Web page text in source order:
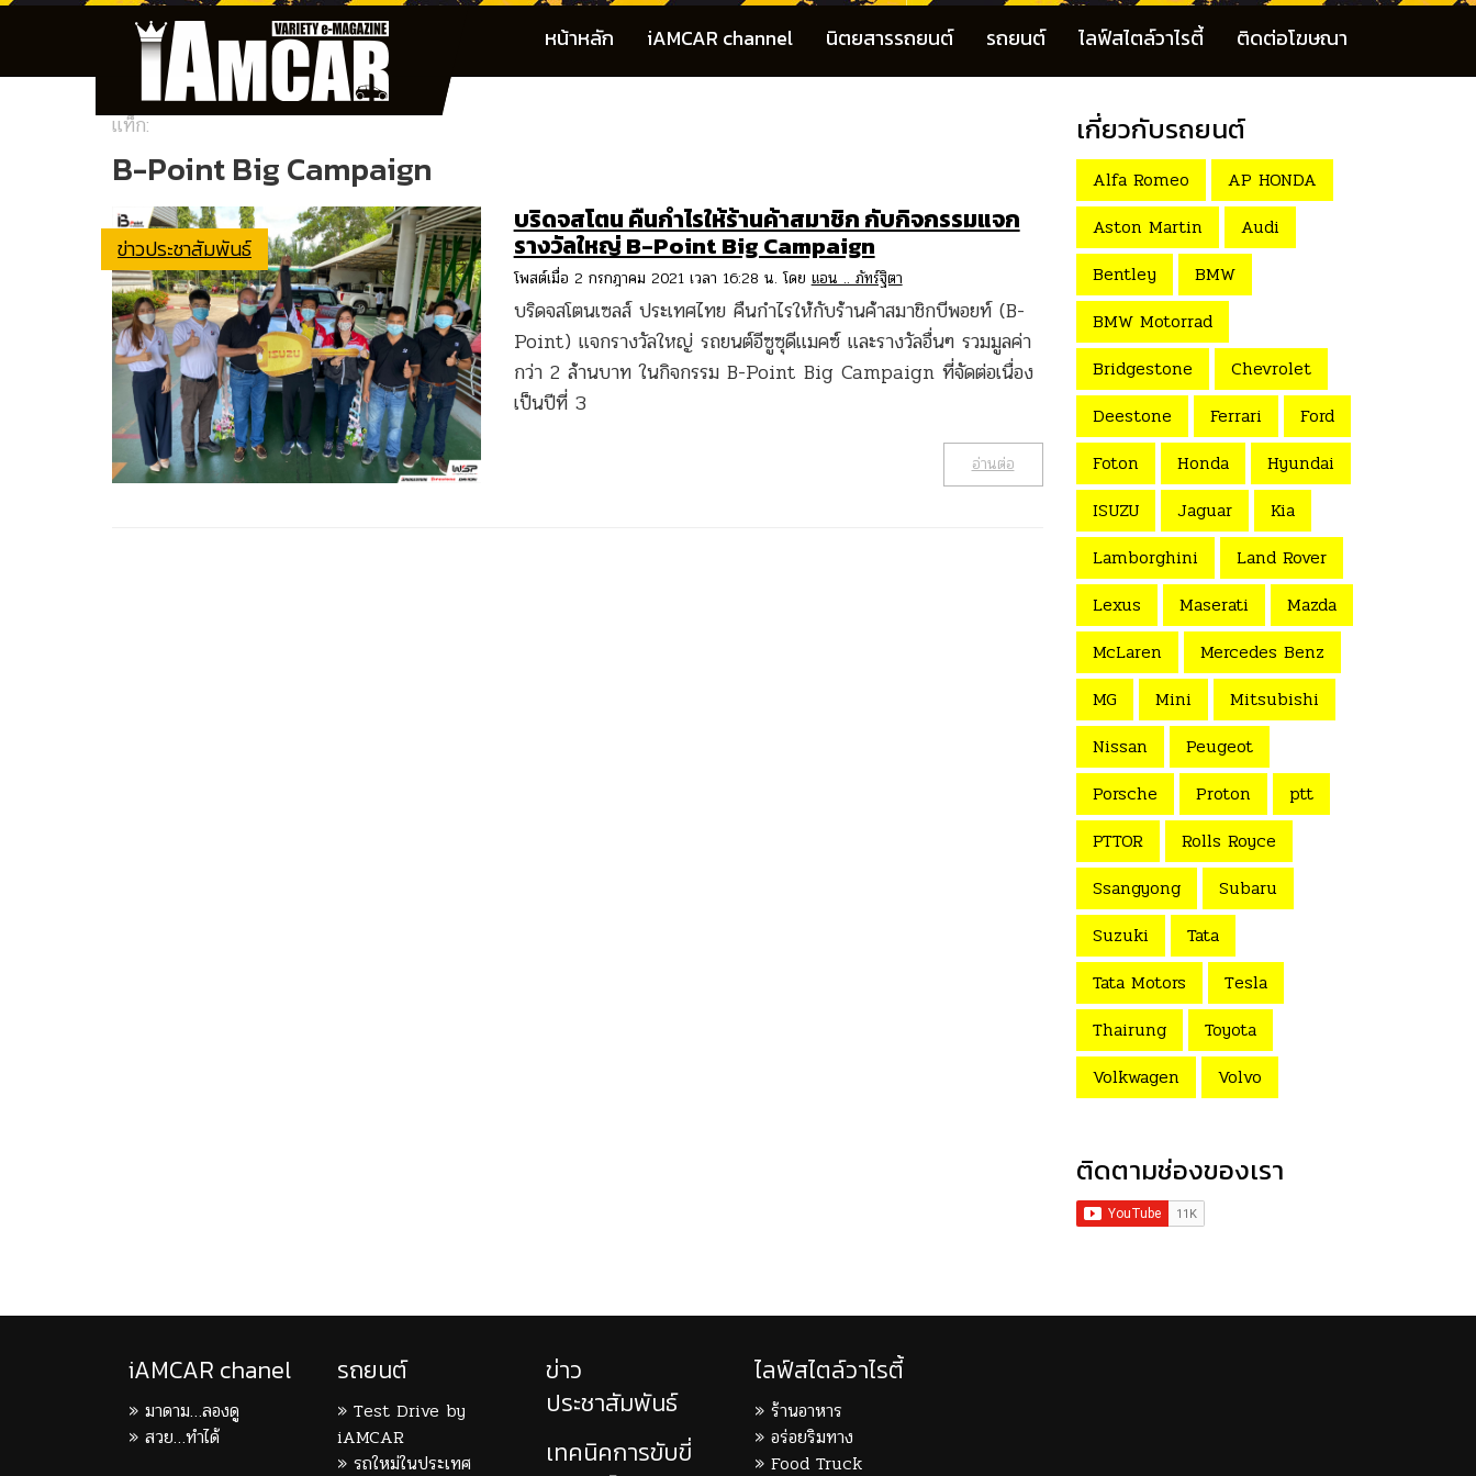
หน้าหลัก iAMCAR channel นิตยสารรถยนต์ รถยนต์ ไลฟ์สไตล์วาไรตี้ ติดต่อโฆษณา
แท็ก:
B-Point Big Campaign
ข่าวประชาสัมพันธ์
บริดจสโตน คืนกำไรให้ร้านค้าสมาชิก กับกิจกรรมแจก
รางวัลใหญ่ B-Point Big Campaign
โพสต์เมื่อ 2 กรกฎาคม 2021 เวลา 16:28 น. โดย แอน .. ภัทร์ฐิตา
บริดจสโตนเซลส์ ประเทศไทย คืนกำไรให้กับร้านค้าสมาชิกบีพอยท์ (B-
Point) แจกรางวัลใหญ่ รถยนต์อีซูซุดีแมคซ์ และรางวัลอื่นๆ รวมมูลค่า
กว่า 2 ล้านบาท ในกิจกรรม B-Point Big Campaign ที่จัดต่อเนื่อง
เป็นปีที่ 3
อ่านต่อ
เกี่ยวกับรถยนต์
Alfa Romeo
AP HONDA
Aston Martin
Audi
Bentley
BMW
BMW Motorrad
Bridgestone
Chevrolet
Deestone
Ferrari
Ford
Foton
Honda
Hyundai
ISUZU
Jaguar
Kia
Lamborghini
Land Rover
Lexus
Maserati
Mazda
McLaren
Mercedes Benz
MG
Mini
Mitsubishi
Nissan
Peugeot
Porsche
Proton
ptt
PTTOR
Rolls Royce
Ssangyong
Subaru
Suzuki
Tata
Tata Motors
Tesla
Thairung
Toyota
Volkwagen
Volvo
ติดตามช่องของเรา
iAMCAR chanel
มาดาม…ลองดู
สวย…ทำได้
รถยนต์
Test Drive by
iAMCAR
รถใหม่ในประเทศ
ข่าว
ประชาสัมพันธ์
เทคนิคการขับขี่
ไลฟ์สไตล์วาไรตี้
ร้านอาหาร
อร่อยริมทาง
Food Truck